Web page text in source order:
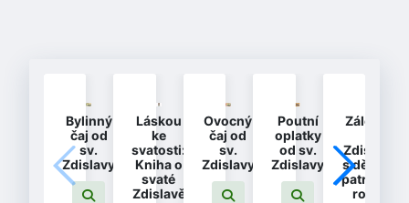
Bylinný
čaj od
sv.
Zdislavy
Láskou
ke
svatosti:
Kniha o
svaté
Zdislavě
Ovocný
čaj od
sv.
Zdislavy
Poutní
oplatky
od sv.
Zdislavy
Záložka
Zdislava
s dětmi -
patronka
rodin